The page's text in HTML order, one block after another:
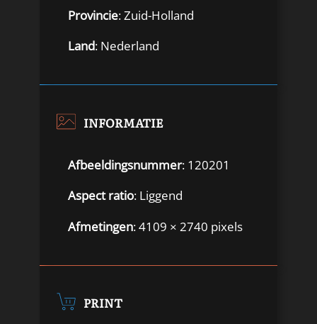
Provincie: Zuid-Holland
Land: Nederland
INFORMATIE
Afbeeldingsnummer: 120201
Aspect ratio: Liggend
Afmetingen: 4109 × 2740 pixels
PRINT